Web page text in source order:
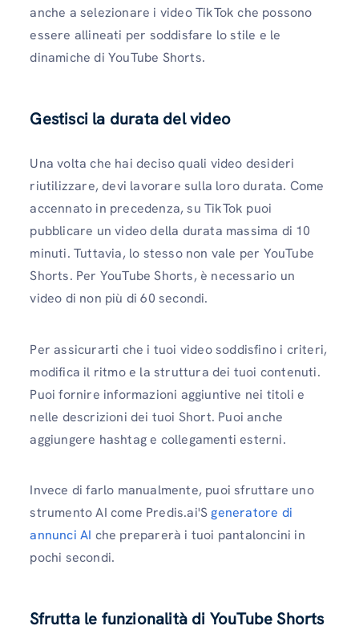
anche a selezionare i video TikTok che possono
essere allineati per soddisfare lo stile e le
dinamiche di YouTube Shorts.
Gestisci la durata del video
Una volta che hai deciso quali video desideri
riutilizzare, devi lavorare sulla loro durata. Come
accennato in precedenza, su TikTok puoi
pubblicare un video della durata massima di 10
minuti. Tuttavia, lo stesso non vale per YouTube
Shorts. Per YouTube Shorts, è necessario un
video di non più di 60 secondi.
Per assicurarti che i tuoi video soddisfino i criteri,
modifica il ritmo e la struttura dei tuoi contenuti.
Puoi fornire informazioni aggiuntive nei titoli e
nelle descrizioni dei tuoi Short. Puoi anche
aggiungere hashtag e collegamenti esterni.
Invece di farlo manualmente, puoi sfruttare uno
strumento AI come Predis.ai'S generatore di
annunci AI che preparerà i tuoi pantaloncini in
pochi secondi.
Sfrutta le funzionalità di YouTube Shorts